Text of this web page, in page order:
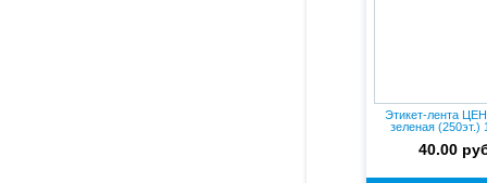
Этикет-лента
зеленая (250эт.)
40.00